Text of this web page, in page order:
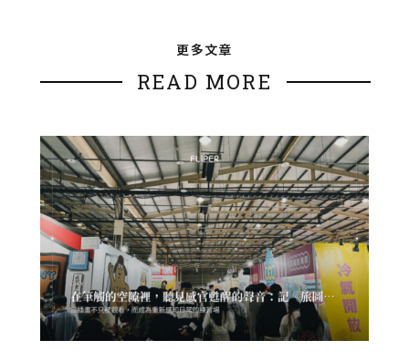
更多文章
READ MORE